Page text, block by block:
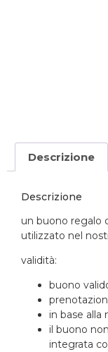
Descrizione
Descrizione
un buono regalo
utilizzato nel
validità:
buono
in base alla
il buono
integrata